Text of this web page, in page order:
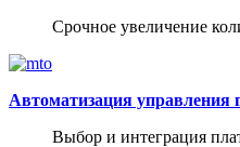
Срочное увеличение
Автоматизация управления
Выбор и интеграция